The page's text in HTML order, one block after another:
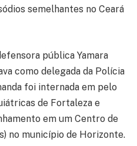
semelhantes no Ceará
pública Yamara
como delegada da Polícia
foi internada em pelo
de Fortaleza e
em um Centro de
no município de Horizonte.